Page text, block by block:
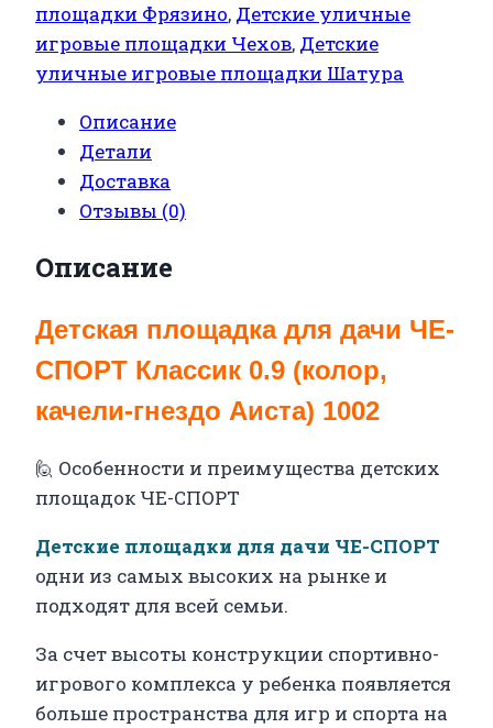
площадки Фрязино, Детские уличные
игровые площадки Чехов, Детские
уличные игровые площадки Шатура
Описание
Детали
Доставка
Отзывы (0)
Описание
Детская площадка для дачи ЧЕ-
СПОРТ Классик 0.9 (колор,
качели-гнездо Аиста) 1002
🙋 Особенности и преимущества детских
площадок ЧЕ-СПОРТ
Детские площадки для дачи ЧЕ-СПОРТ
одни из самых высоких на рынке и
подходят для всей семьи.
За счет высоты конструкции спортивно-
игрового комплекса у ребенка появляется
больше пространства для игр и спорта на